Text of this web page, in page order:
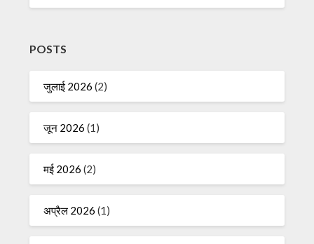
POSTS
जुलाई 2026 (2)
जून 2026 (1)
मई 2026 (2)
अप्रैल 2026 (1)